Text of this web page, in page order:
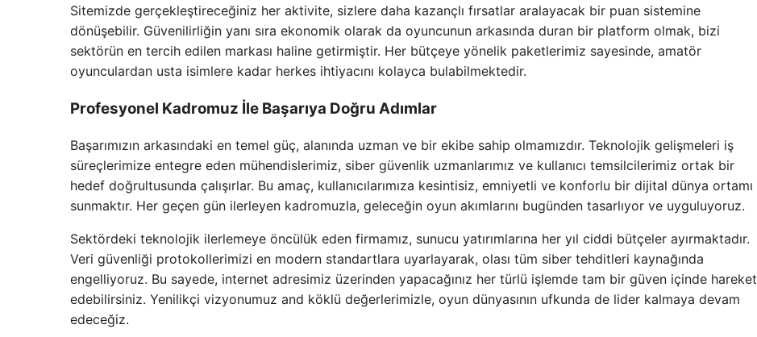
Sitemizde gerçekleştireceğiniz her aktivite, sizlere daha kazançlı fırsatlar aralayacak bir puan sistemine
dönüşebilir. Güvenilirliğin yanı sıra ekonomik olarak da oyuncunun arkasında duran bir platform olmak, bizi
sektörün en tercih edilen markası haline getirmiştir. Her bütçeye yönelik paketlerimiz sayesinde, amatör
oyunculardan usta isimlere kadar herkes ihtiyacını kolayca bulabilmektedir.
Profesyonel Kadromuz İle Başarıya Doğru Adımlar
Başarımızın arkasındaki en temel güç, alanında uzman ve bir ekibe sahip olmamızdır. Teknolojik gelişmeleri iş
süreçlerimize entegre eden mühendislerimiz, siber güvenlik uzmanlarımız ve kullanıcı temsilcilerimiz ortak bir
hedef doğrultusunda çalışırlar. Bu amaç, kullanıcılarımıza kesintisiz, emniyetli ve konforlu bir dijital dünya ortamı
sunmaktır. Her geçen gün ilerleyen kadromuzla, geleceğin oyun akımlarını bugünden tasarlıyor ve uyguluyoruz.
Sektördeki teknolojik ilerlemeye öncülük eden firmamız, sunucu yatırımlarına her yıl ciddi bütçeler ayırmaktadır.
Veri güvenliği protokollerimizi en modern standartlara uyarlayarak, olası tüm siber tehditleri kaynağında
engelliyoruz. Bu sayede, internet adresimiz üzerinden yapacağınız her türlü işlemde tam bir güven içinde hareket
edebilirsiniz. Yenilikçi vizyonumuz and köklü değerlerimizle, oyun dünyasının ufkunda de lider kalmaya devam
edeceğiz.